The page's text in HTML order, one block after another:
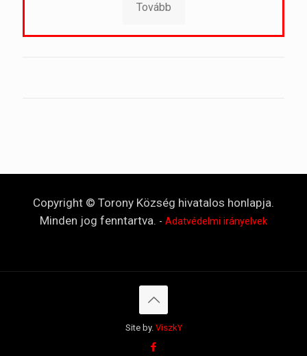
Tovább
Copyright © Torony Község hivatalos honlapja.
Minden jog fenntartva. - Adatvédelmi irányelvek
Site by. ViszkY